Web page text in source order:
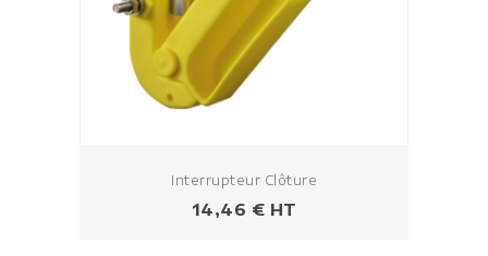
Interrupteur Clôture
Prix
14,46 € HT